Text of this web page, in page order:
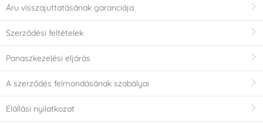
Áru visszajuttatásának garanciája
Szerződési feltételek
Panaszkezelési eljárás
A szerződés felmondásának szabályai
Elállási nyilatkozat